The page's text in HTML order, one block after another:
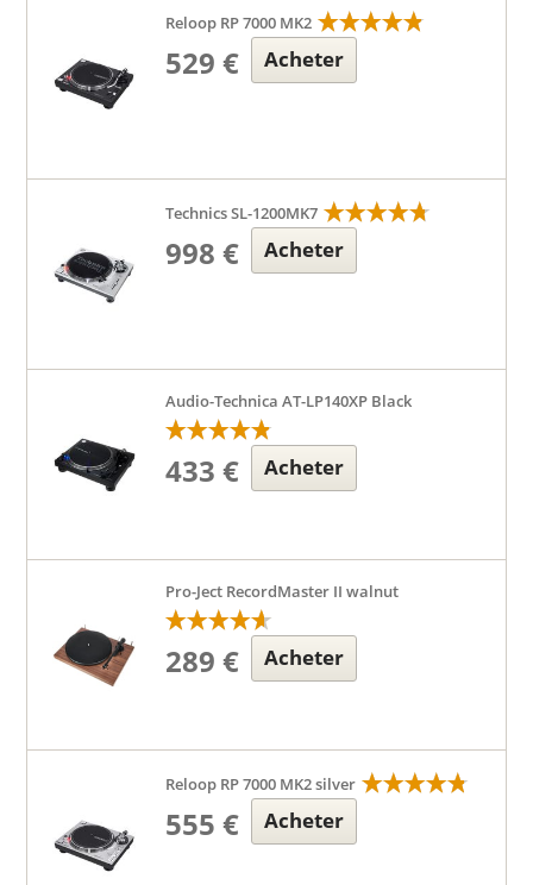
Reloop RP 7000 MK2
529 € Acheter
Technics SL-1200MK7
998 € Acheter
Audio-Technica AT-LP140XP Black
433 € Acheter
Pro-Ject RecordMaster II walnut
289 € Acheter
Reloop RP 7000 MK2 silver
555 € Acheter